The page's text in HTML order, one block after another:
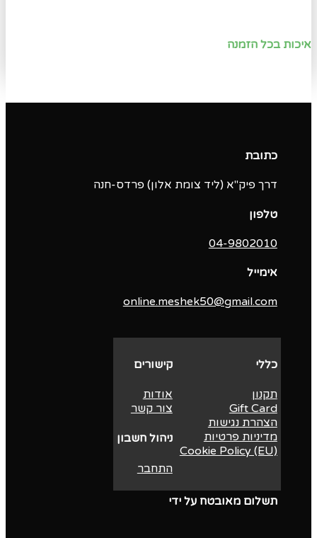
איכות בכל הזמנה
תשלום מאובטח על ידי
קישורים
אודות
צור קשר
ניהול חשבון
התחבר
כללי
תקנון
Gift Card
הצהרת נגישות
מדיניות פרטיות
Cookie Policy (EU)
כתובת
דרך פיק"א (ליד צומת אלון) פרדס-חנה
טלפון
04-9802010‬
אימייל
online.meshek50@gmail.com